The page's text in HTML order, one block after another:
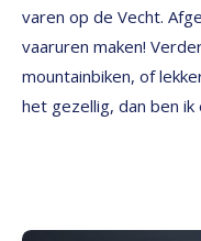
varen op de Vecht.
vaaruren maken!
mountainbiken, of
het gezellig, dan ben ik